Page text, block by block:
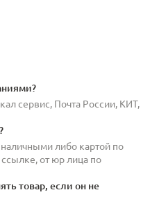
сервис, Почта России, КИТ,
либо картой по
от юр лица по
товар, если он не